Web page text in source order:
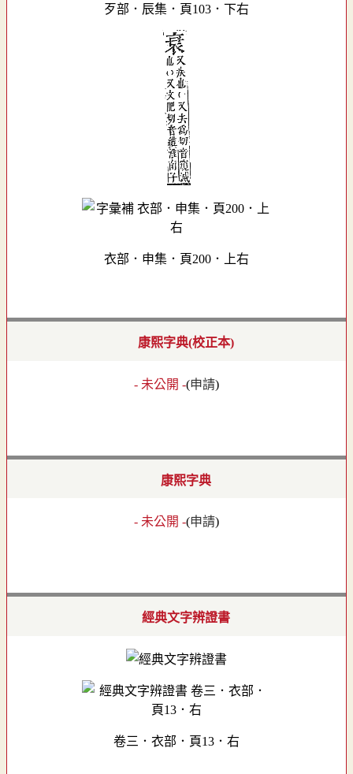
歹部．辰集．頁103．下右
衣部．申集．頁200．上右
康熙字典(校正本)
- 未公開 -(申請)
康熙字典
- 未公開 -(申請)
經典文字辨證書
卷三．衣部．頁13．右